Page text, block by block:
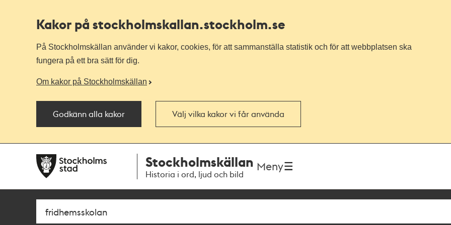
Kakor på stockholmskallan.stockholm.se
På Stockholmskällan använder vi kakor, cookies, för att sammanställa statistik och för att webbplatsen ska
fungera på ett bra sätt för dig.
Om kakor på Stockholmskällan
Godkänn alla kakor Välj vilka kakor vi får använda
navigationen
huvudinnehållet
Stockholmskällan
Historia i ord, ljud och bild
Meny
Sök